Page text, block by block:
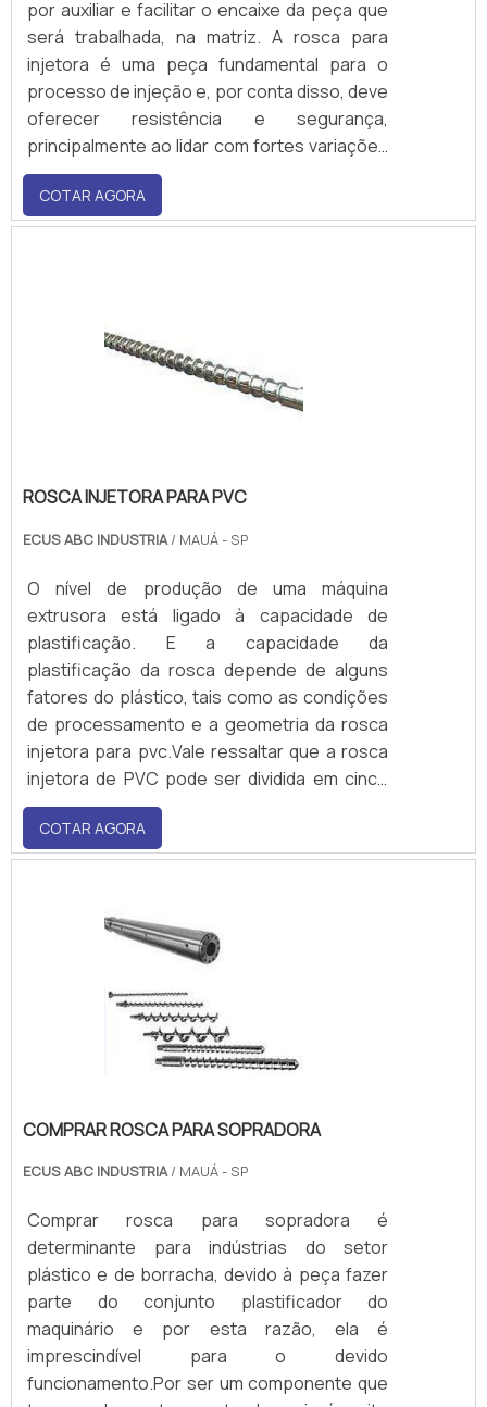
por auxiliar e facilitar o encaixe da peça que
será trabalhada, na matriz. A rosca para
injetora é uma peça fundamental para o
processo de injeção e, por conta disso, deve
oferecer resistência e segurança,
principalmente ao lidar com fortes variações
de temperatura enquanto está
transportando o material para dentro da
matriz.A rosca atua no interior de uma
COTAR AGORA
ROSCA INJETORA PARA PVC
ECUS ABC INDUSTRIA/ MAUÁ - SP
O nível de produção de uma máquina
extrusora está ligado à capacidade de
plastificação. E a capacidade da
plastificação da rosca depende de alguns
fatores do plástico, tais como as condições
de processamento e a geometria da rosca
injetora para pvc.Vale ressaltar que a rosca
injetora de PVC pode ser dividida em cinco
partes, durante todo o processamento.
Essas partes são: Alimentação; Pré-
compressão; Compressão; Bloqueio.As
para cada tipo de material..
COTAR AGORA
COMPRAR ROSCA PARA SOPRADORA
ECUS ABC INDUSTRIA/ MAUÁ - SP
Comprar rosca para sopradora é
determinante para indústrias do setor
plástico e de borracha, devido à peça fazer
parte do conjunto plastificador do
maquinário e por esta razão, ela é
imprescindível para o devido
funcionamento.Por ser um componente que